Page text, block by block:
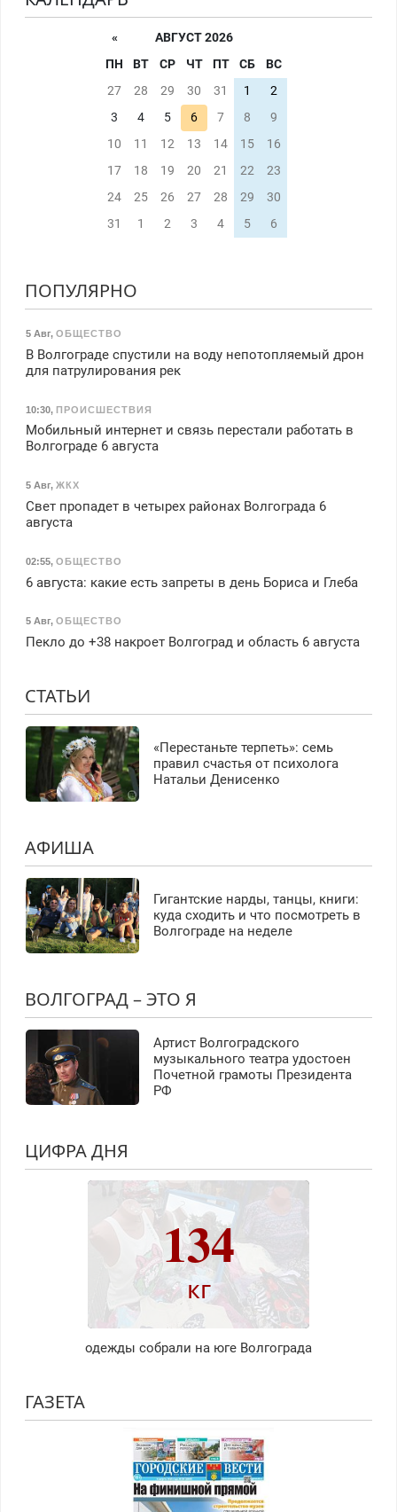
«
АВГУСТ 2026
ПН
ВТ СР ЧТ ПТ СБ
ВС
27
28 29 30 31 1
2
3
4 5 6 7 8
9
10
11 12 13 14 15
16
17
18 19 20 21 22
23
24
25 26 27 28 29
30
31
1 2 3 4 5 6
ПОПУЛЯРНО
5 Авг, ОБЩЕСТВО
В Волгограде спустили на воду непотопляемый дрон
для патрулирования рек
10:30, ПРОИСШЕСТВИЯ
Мобильный интернет и связь перестали работать в
Волгограде 6 августа
5 Авг, ЖКХ
Свет пропадет в четырех районах Волгограда 6
августа
02:55, ОБЩЕСТВО
6 августа: какие есть запреты в день Бориса и Глеба
5 Авг, ОБЩЕСТВО
Пекло до +38 накроет Волгоград и область 6 августа
СТАТЬИ
«Перестаньте терпеть»: семь
правил счастья от психолога
Натальи Денисенко
АФИША
Гигантские нарды, танцы, книги:
куда сходить и что посмотреть в
Волгограде на неделе
ВОЛГОГРАД – ЭТО Я
Артист Волгоградского
музыкального театра удостоен
Почетной грамоты Президента
РФ
ЦИФРА ДНЯ
134
кг
одежды собрали на юге Волгограда
ГАЗЕТА